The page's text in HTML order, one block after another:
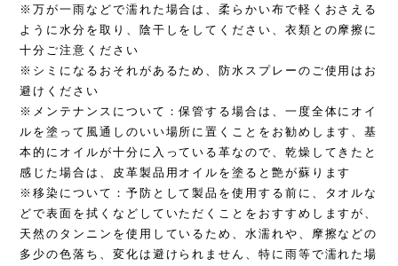
※万が一雨などで濡れた場合は、柔らかい布で軽くおさえる
ように水分を取り、陰干しをしてください、衣類との摩擦に
十分ご注意ください
※シミになるおそれがあるため、防水スプレーのご使用はお
避けください
※メンテナンスについて：保管する場合は、一度全体にオイ
ルを塗って風通しのいい場所に置くことをお勧めします、基
本的にオイルが十分に入っている革なので、乾燥してきたと
感じた場合は、皮革製品用オイルを塗ると艶が蘇ります
※移染について：予防として製品を使用する前に、タオルな
どで表面を拭くなどしていただくことをおすすめしますが、
天然のタンニンを使用しているため、水濡れや、摩擦などの
多少の色落ち、変化は避けられません、特に雨等で濡れた場